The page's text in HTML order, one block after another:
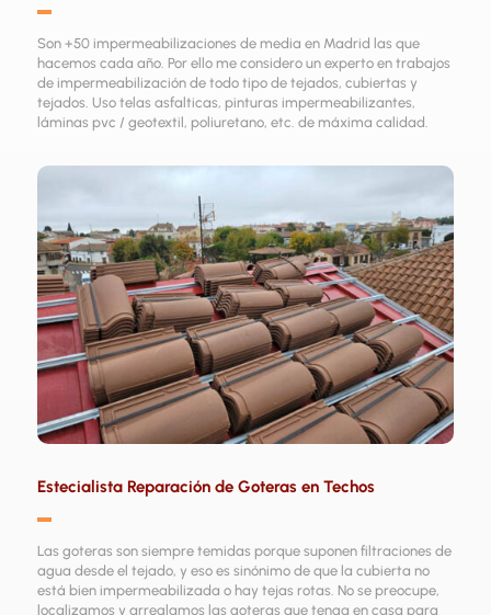
▬
Son +50 impermeabilizaciones de media en Madrid las que
hacemos cada año. Por ello me considero un experto en trabajos
de impermeabilización de todo tipo de tejados, cubiertas y
tejados. Uso telas asfalticas, pinturas impermeabilizantes,
láminas pvc / geotextil, poliuretano, etc. de máxima calidad.
Estecialista Reparación de Goteras en Techos
▬
Las goteras son siempre temidas porque suponen filtraciones de
agua desde el tejado, y eso es sinónimo de que la cubierta no
está bien impermeabilizada o hay tejas rotas. No se preocupe,
localizamos y arreglamos las goteras que tenga en casa para